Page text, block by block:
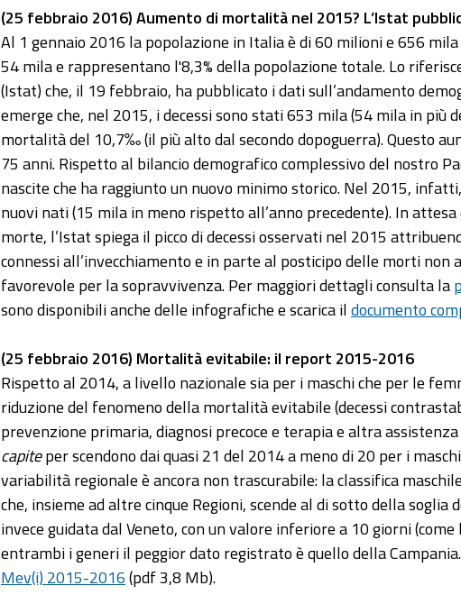
(25 febbraio 2016) Aumento di mortalità nel 2015? L’Istat
Al 1 gennaio 2016 la popolazione in Italia è di 60 milioni e 656
54 mila e rappresentano l'8,3% della popolazione totale. Lo
(Istat) che, il 19 febbraio, ha pubblicato i dati sull’andamento
emerge che, nel 2015, i decessi sono stati 653 mila (54 mila in più
mortalità del 10,7‰ (il più alto dal secondo dopoguerra). Questo
75 anni. Rispetto al bilancio demografico complessivo del nostro
nascite che ha raggiunto un nuovo minimo storico. Nel 2015,
nuovi nati (15 mila in meno rispetto all’anno precedente). In
morte, l’Istat spiega il picco di decessi osservati nel 2015
connessi all’invecchiamento e in parte al posticipo delle morti
favorevole per la sopravvivenza. Per maggiori dettagli consulta la
sono disponibili anche delle infografiche e scarica ildocumento
(25 febbraio 2016) Mortalità evitabile: il report 2015-2016
Rispetto al 2014, a livello nazionale sia per i maschi che per le
riduzione del fenomeno della mortalità evitabile (decessi
prevenzione primaria, diagnosi precoce e terapia e altra
capiteper scendono dai quasi 21 del 2014 a meno di 20 per i
variabilità regionale è ancora non trascurabile: la classifica
che, insieme ad altre cinque Regioni, scende al di sotto della
invece guidata dal Veneto, con un valore inferiore a 10 giorni
entrambi i generi il peggior dato registrato è quello della
Mev(i) 2015-2016(pdf 3,8 Mb).